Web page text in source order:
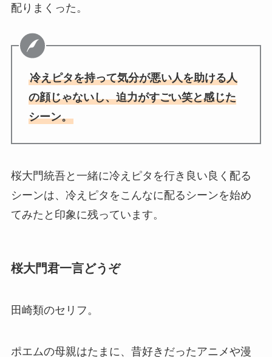
配りまくった。
冷えピタを持って気分が悪い人を助ける人
の顔じゃないし、迫力がすごい笑と感じた
シーン。
桜大門統吾と一緒に冷えピタを行き良い良く配る
シーンは、冷えピタをこんなに配るシーンを始め
てみたと印象に残っています。
桜大門君一言どうぞ
田崎類のセリフ。
ポエムの母親はたまに、昔好きだったアニメや漫